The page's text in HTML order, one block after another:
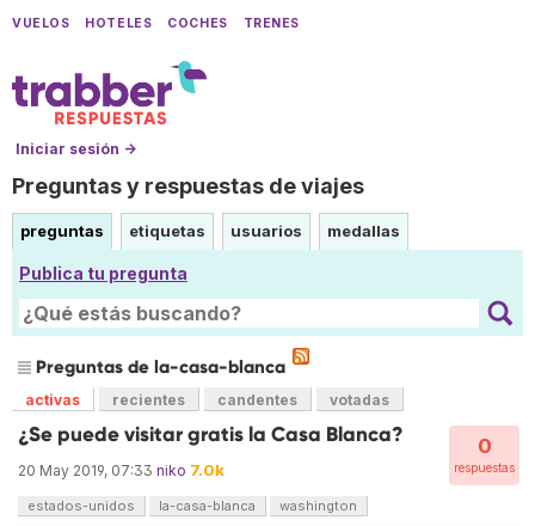
VUELOS HOTELES COCHES TRENES
Iniciar sesión →
Preguntas y respuestas de viajes
preguntas etiquetas usuarios medallas
Publica tu pregunta
Preguntas de la-casa-blanca
activas recientes candentes votadas
0
respuestas
¿Se puede visitar gratis la Casa Blanca?
20 May 2019, 07:33 niko 7.0k
estados-unidos la-casa-blanca washington